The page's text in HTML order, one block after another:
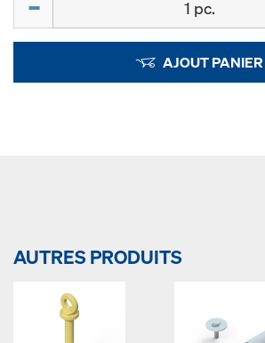
AJOUT PANIER
AUTRES PRODUITS